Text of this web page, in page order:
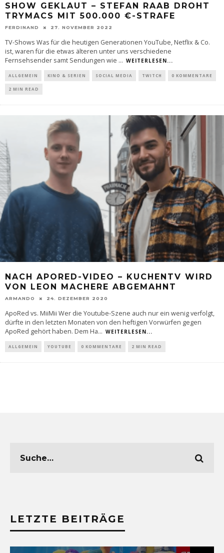
SHOW GEKLAUT – STEFAN RAAB DROHT
TRYMACS MIT 500.000 €-STRAFE
FERDINAND 27. NOVEMBER 2022
TV-Shows Was für die heutigen Generationen YouTube, Netflix & Co.
ist, waren für die etwas älteren unter uns verschiedene
Fernsehsender samt Sendungen wie ... WEITERLESEN...
ALLGEMEIN KINO & SERIEN SOCIAL MEDIA TWITCH 0 KOMMENTARE
2 MIN READ
NACH APORED-VIDEO – KUCHENTV WIRD
VON LEON MACHERE ABGEMAHNT
ARMANDO 24. DEZEMBER 2020
ApoRed vs. MiiMii Wer die Youtube-Szene auch nur ein wenig verfolgt,
dürfte in den letzten Monaten von den heftigen Vorwürfen gegen
ApoRed gehört haben. Dem Ha... WEITERLESEN...
ALLGEMEIN YOUTUBE 0 KOMMENTARE 2 MIN READ
LETZTE BEITRÄGE